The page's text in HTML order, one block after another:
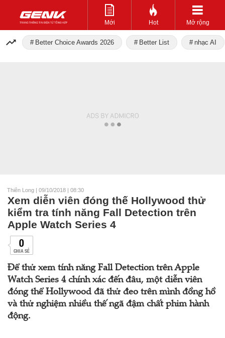
Mới Hot Mở rộng
Better Choice Awards 2026 Better List nhạc AI
Thiên Long | 09/10/2018 | 08:30
Xem diễn viên đóng thế Hollywood thử
kiểm tra tính năng Fall Detection trên
Apple Watch Series 4
0
CHIA SẺ
Để thử xem tính năng Fall Detection trên Apple
Watch Series 4 chính xác đến đâu, một diễn viên
đóng thể Hollywood đã thử đeo trên mình đồng hồ
và thử nghiệm nhiều thế ngã đậm chất phim hành
động.